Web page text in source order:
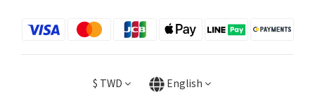
$ TWD English